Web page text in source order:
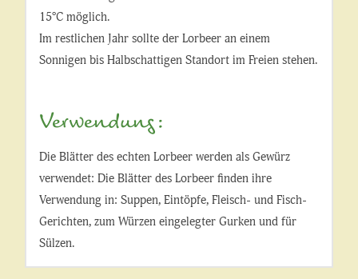
15°C möglich.
Im restlichen Jahr sollte der Lorbeer an einem
Sonnigen bis Halbschattigen Standort im Freien stehen.
Verwendung:
Die Blätter des echten Lorbeer werden als Gewürz
verwendet: Die Blätter des Lorbeer finden ihre
Verwendung in: Suppen, Eintöpfe, Fleisch- und Fisch-
Gerichten, zum Würzen eingelegter Gurken und für
Sülzen.